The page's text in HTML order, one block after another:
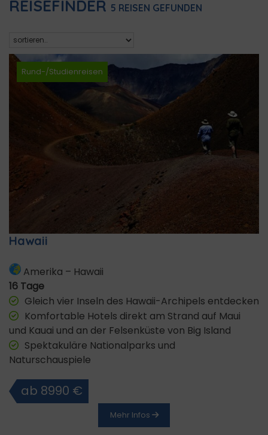
REISEFINDER 5 REISEN GEFUNDEN
Rund-/Studienreisen
Hawaii
Amerika – Hawaii
16 Tage
Gleich vier Inseln des Hawaii-Archipels entdecken
Komfortable Hotels direkt am Strand auf Maui
und Kauai und an der Felsenküste von Big Island
Spektakuläre Nationalparks und
Naturschauspiele
ab 8990 €
Mehr Infos